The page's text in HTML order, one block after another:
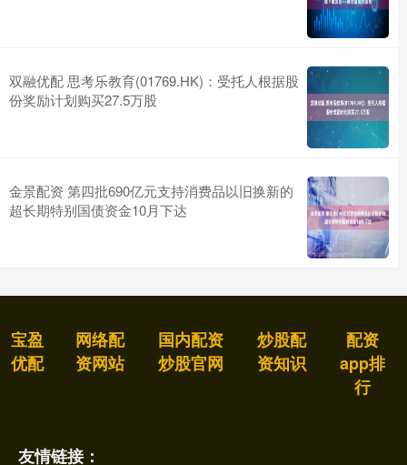
双融优配 思考乐教育(01769.HK)：受托人根据股
份奖励计划购买27.5万股
金景配资 第四批690亿元支持消费品以旧换新的
超长期特别国债资金10月下达
宝盈
优配
网络配
资网站
国内配资
炒股官网
炒股配
资知识
配资
app排
行
友情链接：